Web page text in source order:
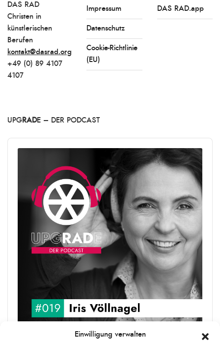
Einwilligung verwalten
DAS RAD
Christen in
künstlerischen
Berufen
kontakt@dasrad.org
+49 (0) 89 4107
4107
Impressum
Datenschutz
Cookie-Richtlinie
(EU)
DAS RAD.app
UPG RADE – DER PODCAST
Audio
Player